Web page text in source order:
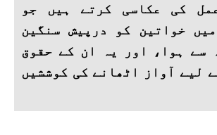
کی عکاسی کرتے ہیں جو
خواتین کو درپیش سنگین
سے ہوا، اور یہ ان کے حقوق
لیے آواز اٹھانے کی کوششیں